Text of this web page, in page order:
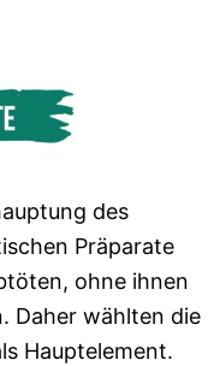
des
Präparate
ohne ihnen
Daher wählten die
Hauptelement.